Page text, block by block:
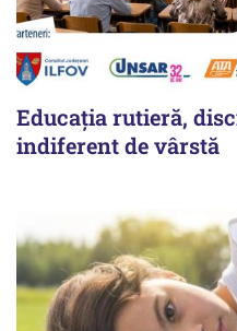
Educația rutieră,
indiferent de vârstă